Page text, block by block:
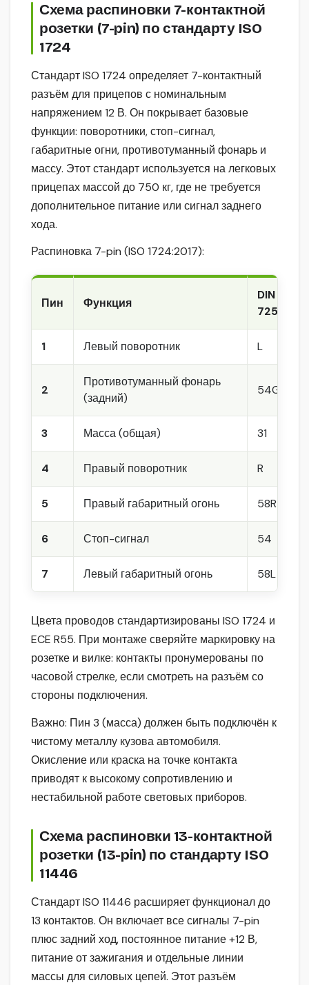
Схема распиновки 7-контактной
розетки (7-pin) по стандарту ISO
1724
Стандарт ISO 1724 определяет 7-контактный
разъём для прицепов с номинальным
напряжением 12 В. Он покрывает базовые
функции: поворотники, стоп-сигнал,
габаритные огни, противотуманный фонарь и
массу. Этот стандарт используется на легковых
прицепах массой до 750 кг, где не требуется
дополнительное питание или сигнал заднего
хода.
Распиновка 7-pin (ISO 1724:2017):
Пин Функция
DIN
72552
1 Левый поворотник L
2
Противотуманный фонарь
(задний)
54G
3 Масса (общая) 31
4 Правый поворотник R
5 Правый габаритный огонь 58R
6 Стоп-сигнал 54
7 Левый габаритный огонь 58L
Цвета проводов стандартизированы ISO 1724 и
ECE R55. При монтаже сверяйте маркировку на
розетке и вилке: контакты пронумерованы по
часовой стрелке, если смотреть на разъём со
стороны подключения.
Важно: Пин 3 (масса) должен быть подключён к
чистому металлу кузова автомобиля.
Окисление или краска на точке контакта
приводят к высокому сопротивлению и
нестабильной работе световых приборов.
Схема распиновки 13-контактной
розетки (13-pin) по стандарту ISO
11446
Стандарт ISO 11446 расширяет функционал до
13 контактов. Он включает все сигналы 7-pin
плюс задний ход, постоянное питание +12 В,
питание от зажигания и отдельные линии
массы для силовых цепей. Этот разъём